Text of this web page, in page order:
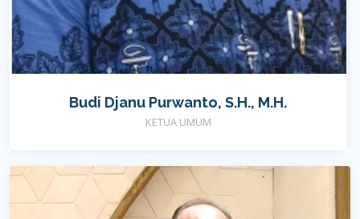
Budi Djanu Purwanto, S.H., M.H.
KETUA UMUM